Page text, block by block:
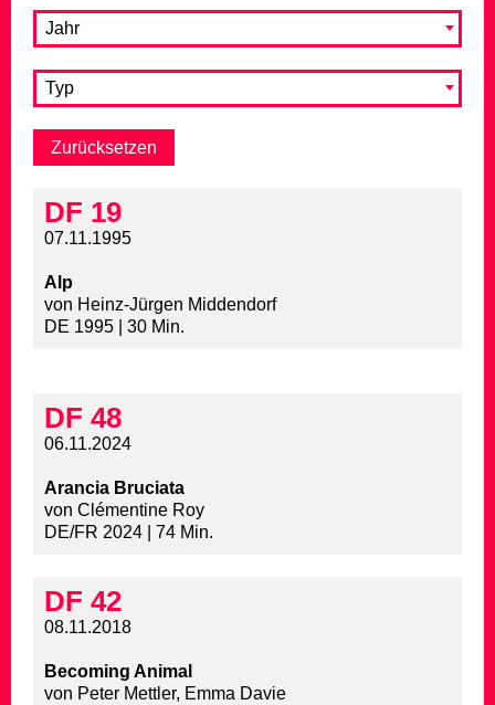
Jahr
Typ
DF 19
07.11.1995
Alp
von Heinz-Jürgen Middendorf
DE 1995 | 30 Min.
DF 48
06.11.2024
Arancia Bruciata
von Clémentine Roy
DE/FR 2024 | 74 Min.
DF 42
08.11.2018
Becoming Animal
von Peter Mettler, Emma Davie